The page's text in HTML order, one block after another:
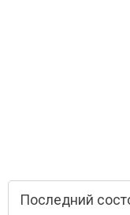
Последний